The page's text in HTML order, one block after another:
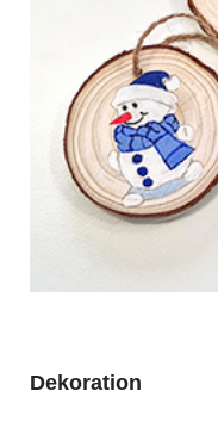
Dekoration